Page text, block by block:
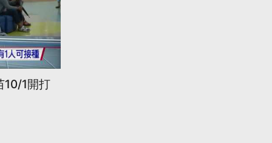
10/1開打